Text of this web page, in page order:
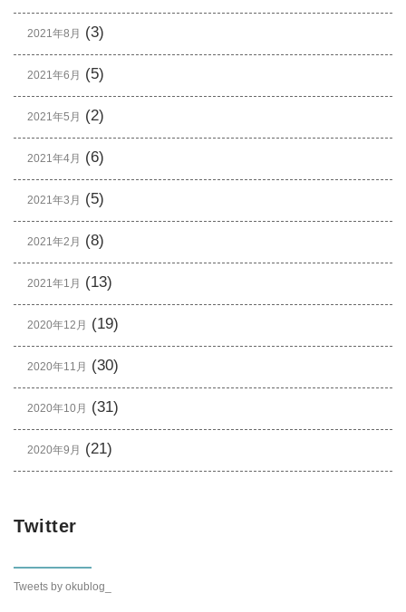
2021年8月 (3)
2021年6月 (5)
2021年5月 (2)
2021年4月 (6)
2021年3月 (5)
2021年2月 (8)
2021年1月 (13)
2020年12月 (19)
2020年11月 (30)
2020年10月 (31)
2020年9月 (21)
Twitter
Tweets by okublog_